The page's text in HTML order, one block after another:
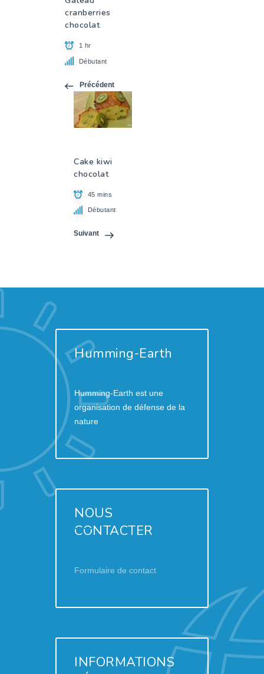
cranberries
chocolat
1 hr
Débutant
Précédent
Cake kiwi
chocolat
45 mins
Débutant
Suivant
Humming-Earth
Humming-Earth est une
organisation de défense de la
nature
NOUS
CONTACTER
Formulaire de contact
INFORMATIONS